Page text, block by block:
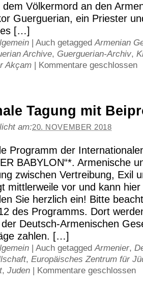
dem Völkermord an den
Guerguerian, ein Priester
[…]
| Auch getaggedArmenian
Archive, Guerguerian-Archiv,
Akçam | Kommentare geschlossen
Tagung mit
am:20. NOVEMBER 2018
Programm der
BABYLON“*. Armenische
zwischen Vertreibung, Exil
mittlerweile vor und kann
Sie herzlich ein! Bitte
des Programms. Dort
Deutsch-Armenischen
zahlen. […]
| Auch getaggedArmenier,
, Europäisches Zentrum für
, Juden | Kommentare geschlossen